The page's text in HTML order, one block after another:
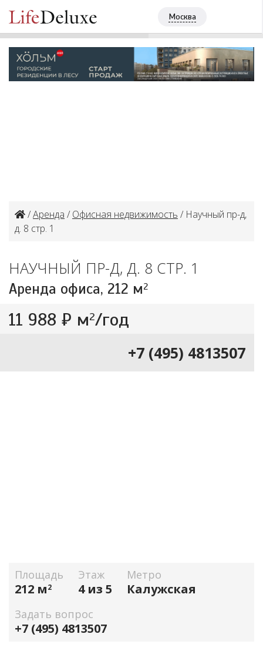
Москва
/Аренда / Офисная недвижимость / Научный пр-д,
д. 8 стр. 1
НАУЧНЫЙ ПР-Д, Д. 8 СТР. 1
Аренда офиса, 212 м2
11 988 ₽ м2/год
+7 (495) 4813507
Площадь
212 м2
Этаж
4 из 5
Метро
Калужская
Задать вопрос
+7 (495) 4813507
Научный пр-д, д. 8 стр. 1
+7 (495) 4813507